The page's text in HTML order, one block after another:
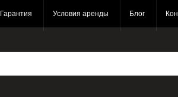
Гарантия Условия аренды Блог